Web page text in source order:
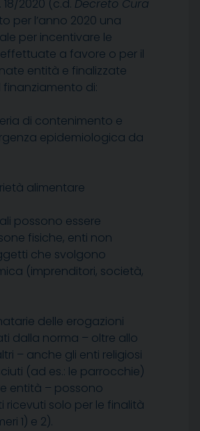
2020 (c.d. Decreto Cura
per l’anno 2020 una
per incentivare le
a favore o per il
entità e finalizzate
di:
di contenimento e
epidemiologica da
alimentare
possono essere
fisiche, enti non
che svolgono
(imprenditori, società,
delle erogazioni
dalla norma – oltre allo
– anche gli enti religiosi
(ad es.: le parrocchie)
entità – possono
ricevuti solo per le finalità
1) e 2).